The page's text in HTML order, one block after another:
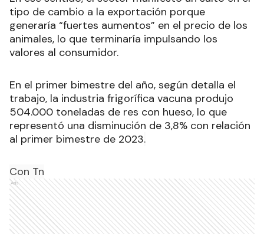
tipo de cambio a la exportación porque
generaría “fuertes aumentos” en el precio de los
animales, lo que terminaría impulsando los
valores al consumidor.
En el primer bimestre del año, según detalla el
trabajo, la industria frigorífica vacuna produjo
504.000 toneladas de res con hueso, lo que
representó una disminución de 3,8% con relación
al primer bimestre de 2023.
Con Tn
Ads